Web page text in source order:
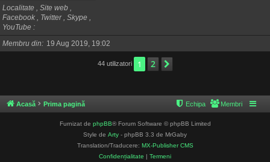
Localitate , Site web ,
Facebook , Twitter , Skype ,
YouTube
Membru din
19 Aug 2019, 19:02
44 utilizatori 1 2
Acasă Prima pagină Membri
Echipa
Furnizat de phpBB® Forum Software © phpBB Limited
Style de Arty - phpBB 3.3 de MrGaby
Translation/Traducere: MX-Publisher CMS
Confidențialitate | Termeni